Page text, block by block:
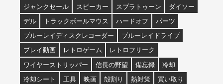
ジャンクセール
スピーカー スプラトゥーン
ダイソー
デル
トラックボールマウス ハードオフ
パーツ
ブルーレイディスクレコーダー
ブルーレイドライブ
プレイ動画
レトロゲーム
レトロフリーク
ワイヤーストリッパー
信長の野望 備忘録
冷却
冷却シート
工具 映画 殻割り 熱対策 買い取り